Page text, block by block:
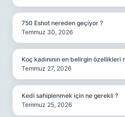
750 Eshot nereden geçiyor ?
Temmuz 30, 2026
Koç kadınının en belirgin özellikleri
Temmuz 27, 2026
Kedi sahiplenmek için ne gerekli ?
Temmuz 25, 2026